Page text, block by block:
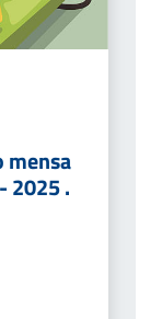
mensa
2025 .